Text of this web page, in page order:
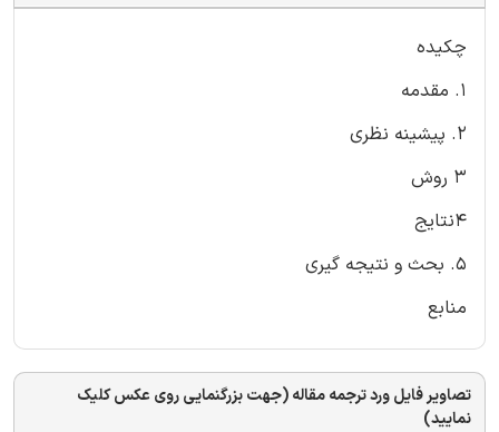
چکیده
1. مقدمه
2. پیشینه نظری
3 روش
4نتایج
5. بحث و نتیجه گیری
منابع
تصاویر فایل ورد ترجمه مقاله (جهت بزرگنمایی روی عکس کلیک
نمایید)